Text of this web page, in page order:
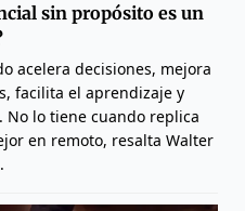
sin propósito es un
acelera decisiones, mejora
facilita el aprendizaje y
lo tiene cuando replica
en remoto, resalta Walter